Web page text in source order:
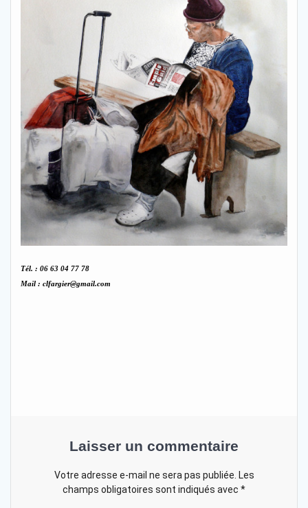
Tél. : 06 63 04 77 78
Mail : clfargier@gmail.com
Laisser un commentaire
Votre adresse e-mail ne sera pas publiée. Les
champs obligatoires sont indiqués avec *